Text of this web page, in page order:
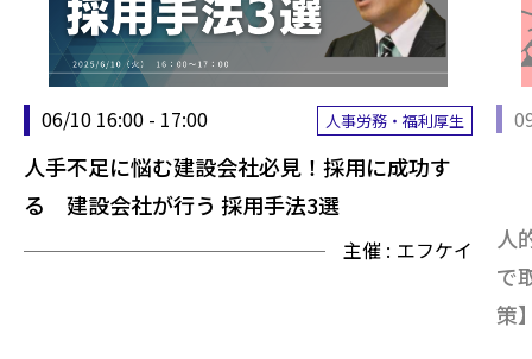
06/10 16:00 - 17:00 人事労務・福利厚生
人手不足に悩む建設会社必見！採用に成功す
る 建設会社が行う 採用手法3選
主催 : エフケイ
人
で
策